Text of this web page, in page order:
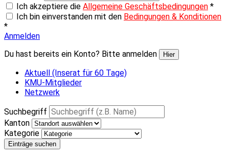
Ich akzeptiere die Allgemeine Geschäftsbedingungen *
Ich bin einverstanden mit den Bedingungen & Konditionen
*
Anmelden
Du hast bereits ein Konto? Bitte anmelden
Hier
Aktuell (Inserat für 60 Tage)
KMU-Mitglieder
Netzwerk
Suchbegriff
Kanton
Kategorie
Einträge suchen